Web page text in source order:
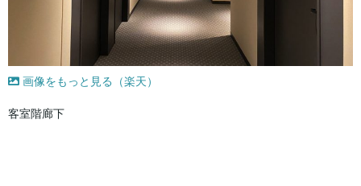
画像をもっと見る（楽天）
客室階廊下